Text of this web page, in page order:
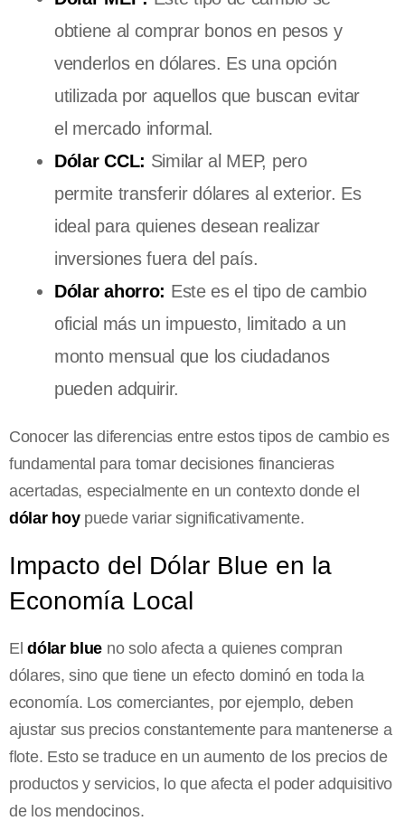
obtiene al comprar bonos en pesos y
venderlos en dólares. Es una opción
utilizada por aquellos que buscan evitar
el mercado informal.
Dólar CCL: Similar al MEP, pero
permite transferir dólares al exterior. Es
ideal para quienes desean realizar
inversiones fuera del país.
Dólar ahorro: Este es el tipo de cambio
oficial más un impuesto, limitado a un
monto mensual que los ciudadanos
pueden adquirir.
Conocer las diferencias entre estos tipos de cambio es
fundamental para tomar decisiones financieras
acertadas, especialmente en un contexto donde el
dólar hoypuede variar significativamente.
Impacto del Dólar Blue en la
Economía Local
Eldólar blue no solo afecta a quienes compran
dólares, sino que tiene un efecto dominó en toda la
economía. Los comerciantes, por ejemplo, deben
ajustar sus precios constantemente para mantenerse a
flote. Esto se traduce en un aumento de los precios de
productos y servicios, lo que afecta el poder adquisitivo
de los mendocinos.